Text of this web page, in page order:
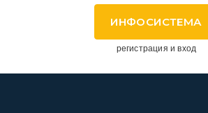
ИНФОСИСТЕМА
регистрация и вход